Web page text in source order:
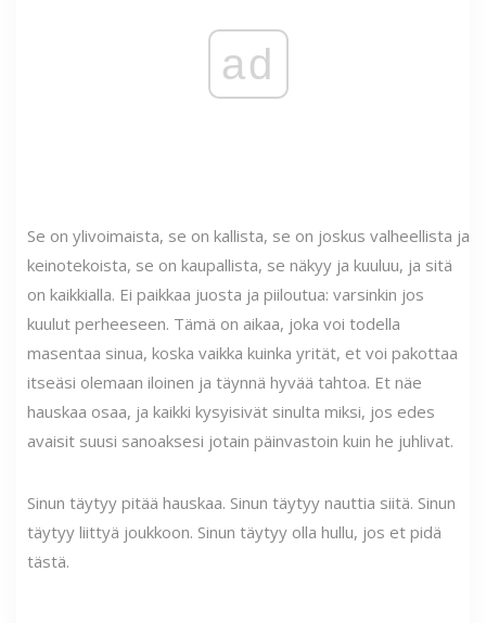
ad
Se on ylivoimaista, se on kallista, se on joskus valheellista ja
keinotekoista, se on kaupallista, se näkyy ja kuuluu, ja sitä
on kaikkialla. Ei paikkaa juosta ja piiloutua: varsinkin jos
kuulut perheeseen. Tämä on aikaa, joka voi todella
masentaa sinua, koska vaikka kuinka yrität, et voi pakottaa
itseäsi olemaan iloinen ja täynnä hyvää tahtoa. Et näe
hauskaa osaa, ja kaikki kysyisivät sinulta miksi, jos edes
avaisit suusi sanoaksesi jotain päinvastoin kuin he juhlivat.
Sinun täytyy pitää hauskaa. Sinun täytyy nauttia siitä. Sinun
täytyy liittyä joukkoon. Sinun täytyy olla hullu, jos et pidä
tästä.